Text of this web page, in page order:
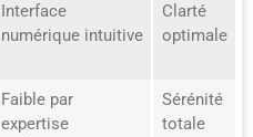
Interface
numérique intuitive
Clarté
optimale
Faible par
expertise
Sérénité
totale